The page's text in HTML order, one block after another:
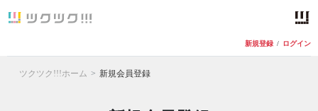
新規登録 / ログイン
ツクツク!!!ホーム 新規会員登録